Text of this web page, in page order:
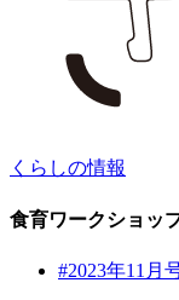
くらしの情報
食育ワークショッ
#2023年11月